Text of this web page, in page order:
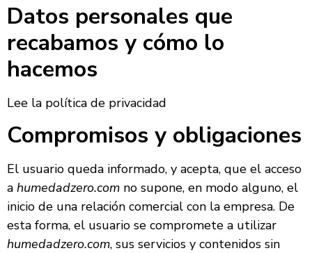
Datos personales que
recabamos y cómo lo
hacemos
Lee la política de privacidad
Compromisos y obligaciones
El usuario queda informado, y acepta, que el acceso
a humedadzero.com no supone, en modo alguno, el
inicio de una relación comercial con la empresa. De
esta forma, el usuario se compromete a utilizar
humedadzero.com, sus servicios y contenidos sin